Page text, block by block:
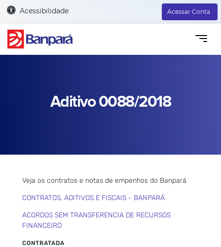
Acessibilidade Acessar Conta
Aditivo 0088/2018
Veja os contratos e notas de empenhos do Banpará
CONTRATOS, ADITIVOS E FISCAIS - BANPARÁ
ACORDOS SEM TRANSFERENCIA DE RECURSOS
FINANCEIRO
CONTRATADA